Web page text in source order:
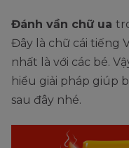
Đánh vần chữ ua
Đây là chữ cái tiếng
nhất là với các bé.
hiểu giải pháp giúp
sau đây nhé.